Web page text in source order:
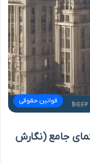
قوانین حقوقی
جامع (نگارش